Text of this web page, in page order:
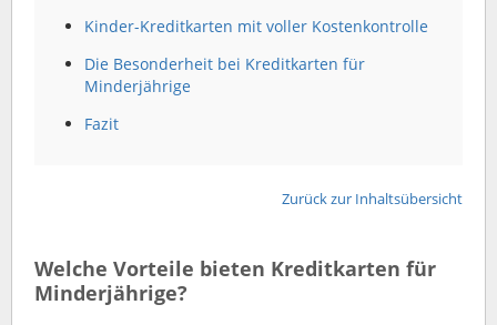
Kinder-Kreditkarten mit voller Kostenkontrolle
Die Besonderheit bei Kreditkarten für
Minderjährige
Fazit
Zurück zur Inhaltsübersicht
Welche Vorteile bieten Kreditkarten für
Minderjährige?